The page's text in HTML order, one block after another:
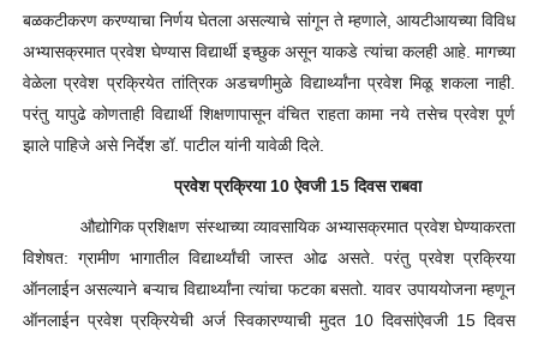
बळकटीकरण करण्याचा निर्णय घेतला असल्याचे सांगून ते म्हणाले, आयटीआयच्या विविध
अभ्यासक्रमात प्रवेश घेण्यास विद्यार्थी इच्छुक असून याकडे त्यांचा कलही आहे. मागच्या
वेळेला प्रवेश प्रक्रियेत तांत्रिक अडचणीमुळे विद्यार्थ्यांना प्रवेश मिळू शकला नाही.
परंतु यापुढे कोणताही विद्यार्थी शिक्षणापासून वंचित राहता कामा नये तसेच प्रवेश पूर्ण
झाले पाहिजे असे निर्देश डॉ. पाटील यांनी यावेळी दिले.
प्रवेश प्रक्रिया 10ऐवजी 15दिवस राबवा
औद्योगिक प्रशिक्षण संस्थाच्या व्यावसायिक अभ्यासक्रमात प्रवेश घेण्याकरता
विशेषत: ग्रामीण भागातील विद्यार्थ्यांची जास्त ओढ असते. परंतु प्रवेश प्रक्रिया
ऑनलाईन असल्याने बऱ्याच विद्यार्थ्यांना त्यांचा फटका बसतो. यावर उपाययोजना म्हणून
ऑनलाईन प्रवेश प्रक्रियेची अर्ज स्विकारण्याची मुदत 10दिवसांऐवजी 15दिवस